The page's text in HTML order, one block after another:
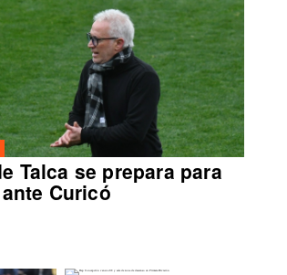
Talca se prepara para
Curicó